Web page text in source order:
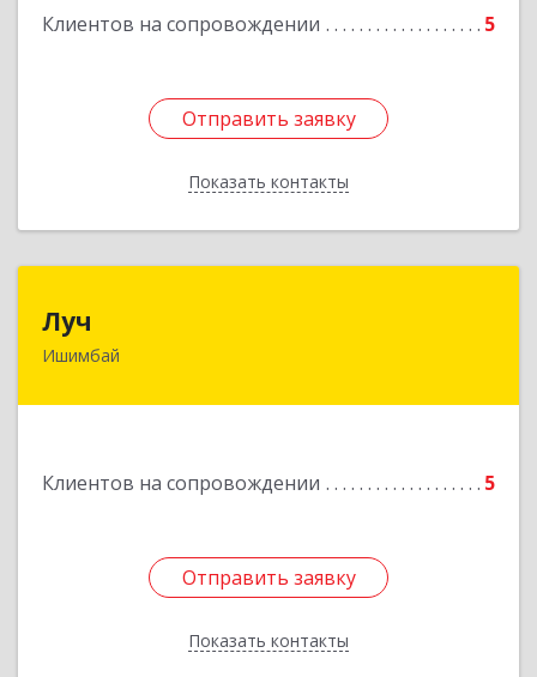
Клиентов на сопровождении 5
Отправить заявку
Показать контакты
Подробнее
Отправить заявку
Назад
Луч
Ишимбай
Клиентов на сопровождении 5
Отправить заявку
Показать контакты
453215, Башкортостан Респ, Ишимбайский р-н,
Отправить заявку
Назад